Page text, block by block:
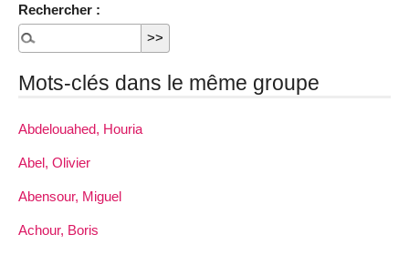
Rechercher :
Mots-clés dans le même groupe
Abdelouahed, Houria
Abel, Olivier
Abensour, Miguel
Achour, Boris